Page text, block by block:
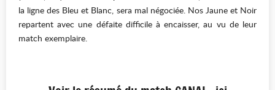
la ligne des Bleu et Blanc, sera mal négociée. Nos Jaune et Noir
repartent avec une défaite difficile à encaisser, au vu de leur
match exemplaire.